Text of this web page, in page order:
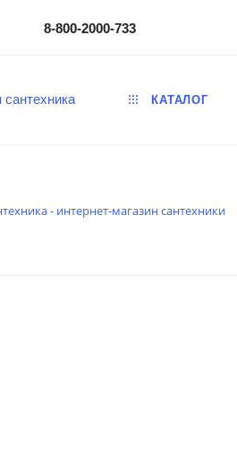
8-800-2000-733
КАТАЛОГ
- интернет-магазин сантехники